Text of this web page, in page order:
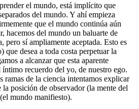
el mundo, está implícito que
del mundo. Y ahí empieza
que el mundo continúa aún
hacemos del mundo un baluarte de
pero sí ampliamente aceptada. Esto es
que desea a toda costa perpetuar la
a alcanzar que esta aparente
recuerdo del yo, de nuestro ego.
ramas de la ciencia intentamos explicar
posición de observador (la mente del
mundo manifiesto).